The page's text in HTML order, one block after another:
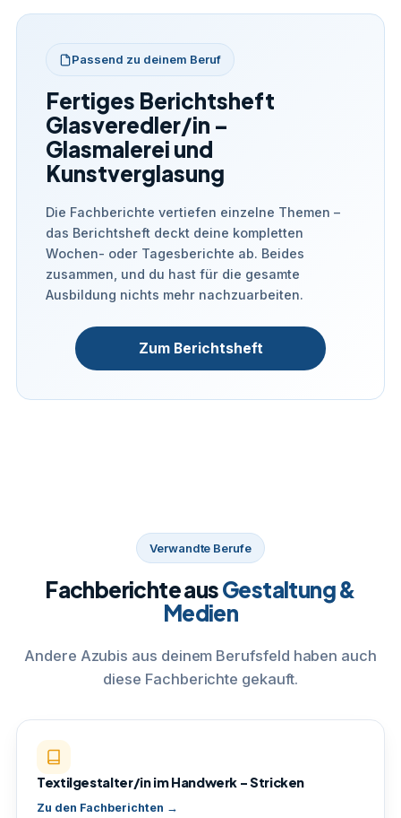
Passend zu deinem Beruf
Fertiges Berichtsheft
Glasveredler/in –
Glasmalerei und
Kunstverglasung
Die Fachberichte vertiefen einzelne Themen –
das Berichtsheft deckt deine kompletten
Wochen- oder Tagesberichte ab. Beides
zusammen, und du hast für die gesamte
Ausbildung nichts mehr nachzuarbeiten.
Zum Berichtsheft
Verwandte Berufe
Fachberichte ausGestaltung &
Medien
Andere Azubis aus deinem Berufsfeld haben auch
diese Fachberichte gekauft.
Textilgestalter/in im Handwerk – Stricken
Zu den Fachberichten →